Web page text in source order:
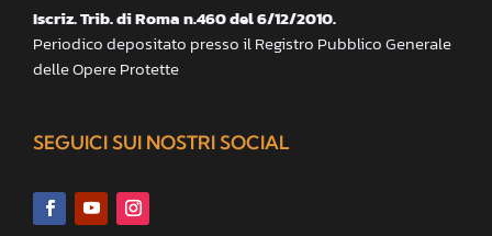
Iscriz. Trib. di Roma n.460 del 6/12/2010.
Periodico depositato presso il Registro Pubblico Generale
delle Opere Protette
SEGUICI SUI NOSTRI SOCIAL